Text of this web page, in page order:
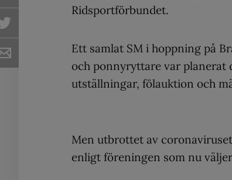
Ridsportförbundet.
Ett samlat SM i hoppning på
och ponnyryttare var planerat
utställningar, fölauktion och
Men utbrottet av
enligt föreningen som nu